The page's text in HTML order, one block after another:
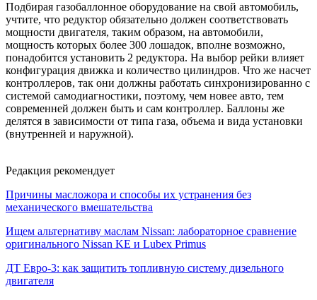
Подбирая газобаллонное оборудование на свой автомобиль,
учтите, что редуктор обязательно должен соответствовать
мощности двигателя, таким образом, на автомобили,
мощность которых более 300 лошадок, вполне возможно,
понадобится установить 2 редуктора. На выбор рейки влияет
конфигурация движка и количество цилиндров. Что же насчет
контроллеров, так они должны работать синхронизированно с
системой самодиагностики, поэтому, чем новее авто, тем
современней должен быть и сам контроллер. Баллоны же
делятся в зависимости от типа газа, объема и вида установки
(внутренней и наружной).
Редакция рекомендует
Причины масложора и способы их устранения без
механического вмешательства
Ищем альтернативу маслам Nissan: лабораторное сравнение
оригинального Nissan KE и Lubex Primus
ДТ Евро-3: как защитить топливную систему дизельного
двигателя